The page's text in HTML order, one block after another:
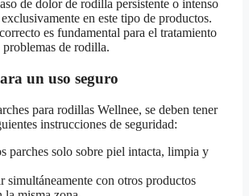
de dolor de rodilla persistente o intenso
en este tipo de productos.
es fundamental para el tratamiento
problemas de rodilla.
un uso seguro
para rodillas Wellnee, se deben tener
instrucciones de seguridad:
parches solo sobre piel intacta, limpia y
simultáneamente con otros productos